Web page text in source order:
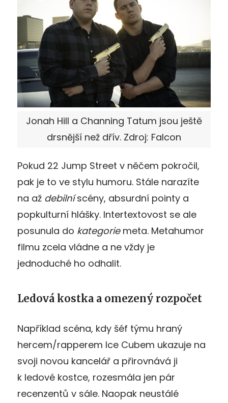
Jonah Hill a Channing Tatum jsou ještě
drsnější než dřív. Zdroj: Falcon
Pokud 22 Jump Street v něčem pokročil,
pak je to ve stylu humoru. Stále narazíte
na až debilníscény, absurdní pointy a
popkulturní hlášky. Intertextovost se ale
posunula do kategoriemeta. Metahumor
filmu zcela vládne a ne vždy je
jednoduché ho odhalit.
Ledová kostka a omezený rozpočet
Například scéna, kdy šéf týmu hraný
hercem/rapperem Ice Cubem ukazuje na
svoji novou kancelář a přirovnává ji
k ledové kostce, rozesmála jen pár
recenzentů v sále. Naopak neustálé